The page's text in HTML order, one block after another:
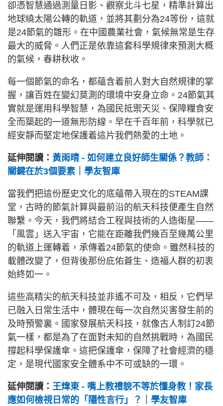
卻憑智慧通過測量日影、觀察北斗七星，精準計算出
地球繞太陽公轉的軌道，並將其劃分為24等份，這就
是24節氣的雛形。在中國農業社會，氣候無常是生存
最大的威脅。人們正是依靠這套科學規律來預測大概
的氣候，春耕秋收。
每一個節氣的命名，都蘊含着前人對大自然規律的掌
握，讓百姓在變幻莫測的環境中安身立命。24節氣其
實就是運用科學智慧，為國民抵禦天災、保障糧食安
全而築起的一道無形防線。早在千百年前，科學就已
經安靜而堅定地保護着這片我們熱愛的土地。
延伸閱讀： 黃雨晴 - 如何建立良好師生關係？教師：
關鍵在於3個要素｜學友智庫
當我們把這份歷史文化的底蘊帶入現在的STEAM課
堂，古時的節氣計算與最前沿的航天科技便產生自然
聯繫。今天，我們將結合工程與技術的人造衛星——
「風雲」送入宇宙，它能在距離我們幾百至幾萬公里
的軌道上運轉着，承傳着24節氣的使命。雖然科技的
載體改變了，但背後那份庇佑蒼生、造福人群的初衷
始終如一。
這些高精尖的航天科技並非遙不可及，相反，它們早
已融入日常生活中，體現在每一次自然災害發生前的
及時預警裏。國家發展航天科技，就像古人制訂24節
氣一樣，都是為了在面對未知的自然挑戰時，為國民
撐起科學保護傘。這把保護傘，保障了社會經濟的穩
定，是現代國家安全體系中不可或缺的一環。
延伸閱讀： 王煒東 - 嘴上教禮貌不等於懂身教！家長
應如何檢視日常的「隱性言行」？｜學友智庫